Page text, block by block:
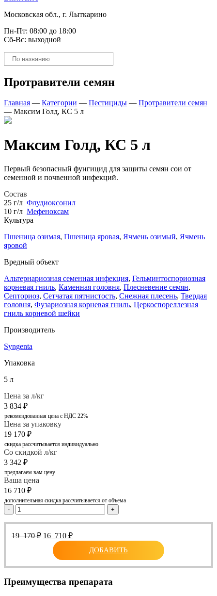
Московская обл., г. Лыткарино
Пн-Пт: 08:00 до 18:00
Сб-Вс: выходной
Поиск
товаров
Протравители семян
Главная — Категории — Пестициды — Протравители семян
— Максим Голд, КС 5 л
Максим Голд, КС 5 л
Первый безопасный фунгицид для защиты семян сои от
семенной и почвенной инфекций.
Состав
25 г/л Флудиоксонил
10 г/л Мефеноксам
Культура
Пшеница озимая, Пшеница яровая, Ячмень озимый, Ячмень
яровой
Вредный объект
Альтернариозная семенная инфекция, Гельминтоспориозная
корневая гниль, Каменная головня, Плесневение семян,
Септориоз, Сетчатая пятнистость, Снежная плесень, Твердая
головня, Фузариозная корневая гниль, Церкоспореллезная
гниль корневой шейки
Производитель
Syngenta
Упаковка
5 л
Цена за л/кг
3 834 ₽
рекомендованная цена с НДС 22%
Цена за упаковку
19 170 ₽
скидка рассчитывается индивидуально
Со скидкой л/кг
3 342 ₽
предлагаем вам цену
Ваша цена
16 710 ₽
дополнительная скидка рассчитывается от объема
- +
19 170₽ Первоначальная
цена
составляла
170 ₽.
16 710 ₽Текущая
цена:
710 ₽.
ДОБАВИТЬ
Преимущества препарата